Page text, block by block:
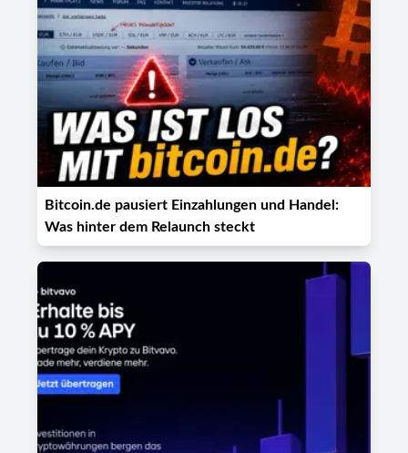
Bitcoin.de pausiert Einzahlungen und Handel:
Was hinter dem Relaunch steckt